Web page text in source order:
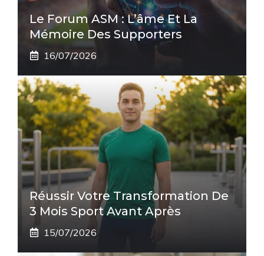
Le Forum ASM : L’âme Et La
Mémoire Des Supporters
16/07/2026
Réussir Votre Transformation De
3 Mois Sport Avant Après
15/07/2026